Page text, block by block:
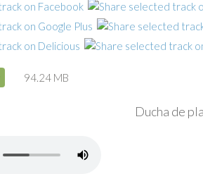
94.24 MB
Ducha de